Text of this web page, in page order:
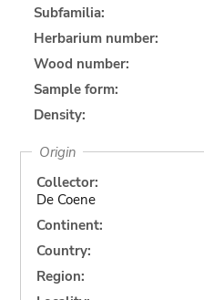
Subfamilia:
Herbarium number:
Wood number:
Sample form:
Density:
Origin
Collector:
De Coene
Continent:
Country:
Region: